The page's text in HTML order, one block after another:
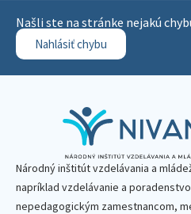
Našli ste na stránke nejakú
Nahlásiť chybu
Národný inštitút vzdelávania a
napríklad vzdelávanie a
nepedagogickým zamestnancom,